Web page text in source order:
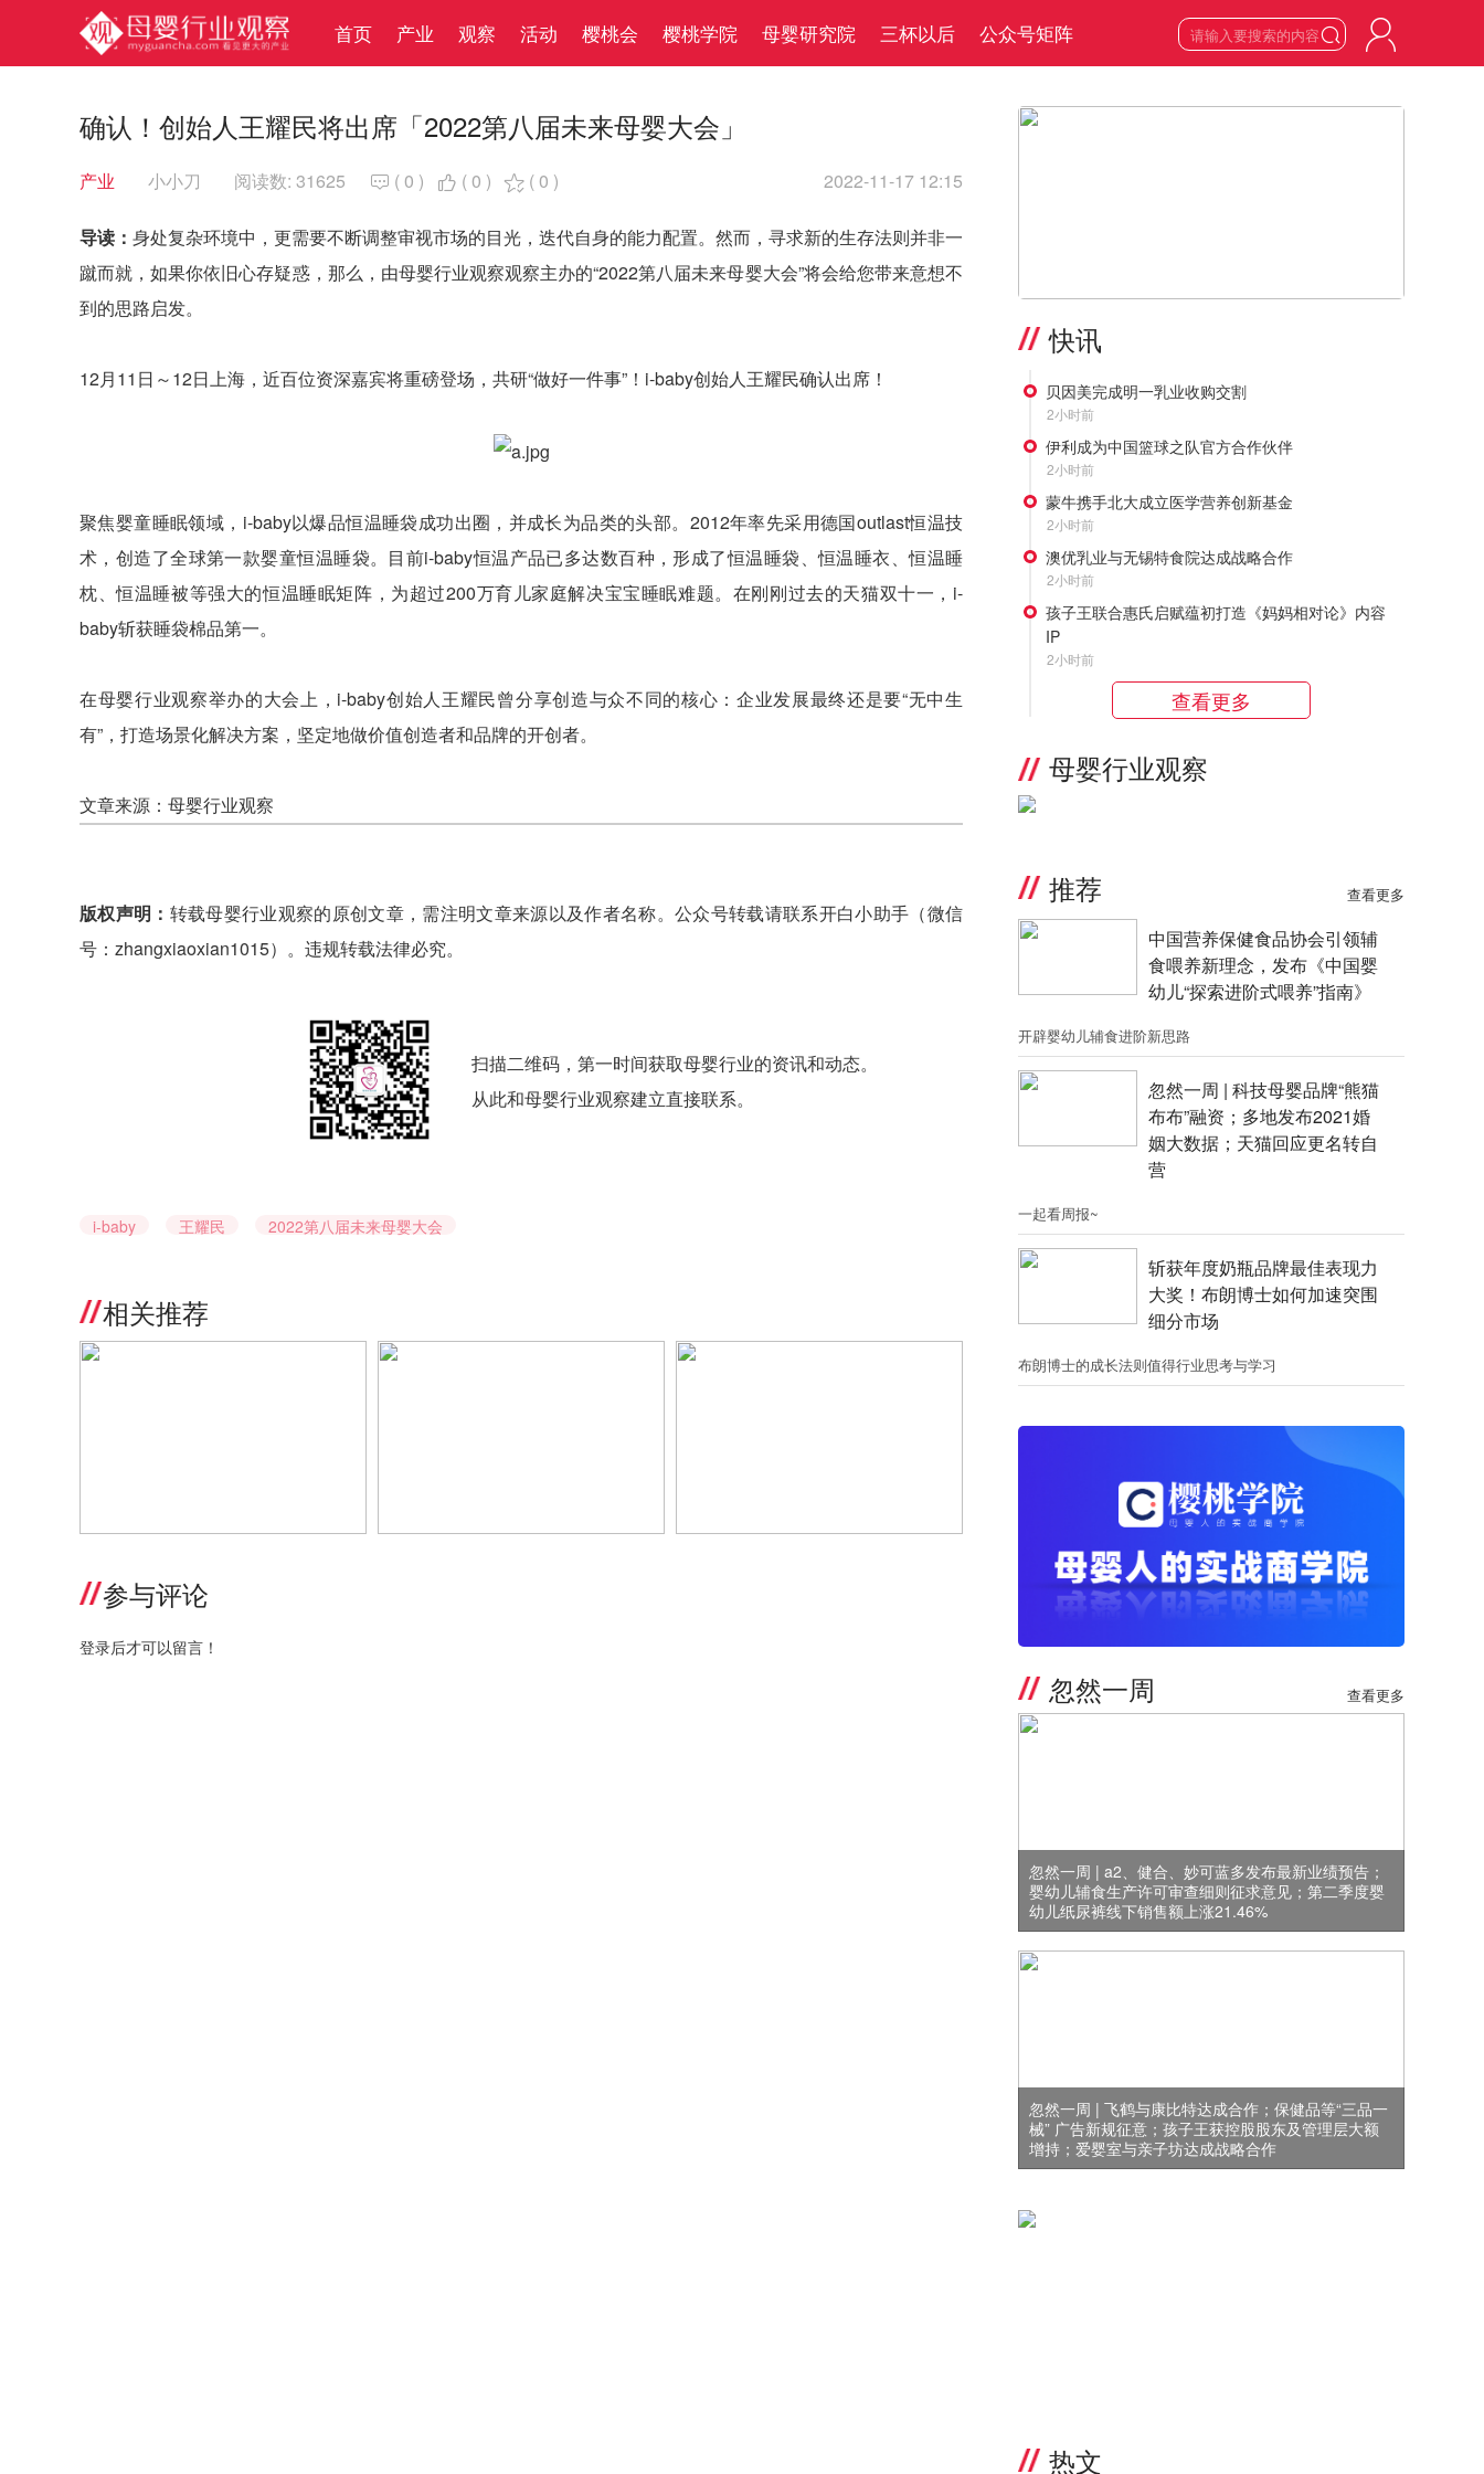
首页 产业 观察 活动 樱桃会 樱桃学院 母婴研究院 三杯以后 公众号矩阵 
快讯
贝因美完成明一乳业收购交割
2小时前
伊利成为中国篮球之队官方合作伙伴
2小时前
蒙牛携手北大成立医学营养创新基金
2小时前
澳优乳业与无锡特食院达成战略合作
2小时前
孩子王联合惠氏启赋蕴初打造《妈妈相对论》内容
IP
2小时前
查看更多
母婴行业观察
推荐 查看更多
中国营养保健食品协会引领辅
食喂养新理念，发布《中国婴
幼儿“探索进阶式喂养”指南》
开辟婴幼儿辅食进阶新思路
忽然一周 |​​ 科技母婴品牌“熊猫
布布”融资；​多地发布2021婚
姻大数据；天猫回应更名转自
营
一起看周报~
斩获年度奶瓶品牌最佳表现力
大奖！布朗博士如何加速突围
细分市场
布朗博士的成长法则值得行业思考与学习
忽然一周 查看更多
忽然一周 | a2、健合、妙可蓝多发布最新业绩预告；
婴幼儿辅食生产许可审查细则征求意见；第二季度婴
幼儿纸尿裤线下销售额上涨21.46%
忽然一周 | 飞鹤与康比特达成合作；保健品等“三品一
械” 广告新规征意；孩子王获控股股东及管理层大额
增持；爱婴室与亲子坊达成战略合作
热文
确认！创始人王耀民将出席「2022第八届未来母婴大会」
产业 小小刀 阅读数: 31625  (0 )  (0 )  (0 ) 2022-11-17 12:15
导读： 身处复杂环境中，更需要不断调整审视市场的目光，迭代自身的能力配置。然而，寻求新的生存法则并非一
蹴而就，如果你依旧心存疑惑，那么，由母婴行业观察观察主办的“2022第八届未来母婴大会”将会给您带来意想不
到的思路启发。
12月11日～12日上海，近百位资深嘉宾将重磅登场，共研“做好一件事”！i-baby创始人王耀民确认出席！
聚焦婴童睡眠领域，i-baby以爆品恒温睡袋成功出圈，并成长为品类的头部。2012年率先采用德国outlast恒温技
术，创造了全球第一款婴童恒温睡袋。目前i-baby恒温产品已多达数百种，形成了恒温睡袋、恒温睡衣、恒温睡
枕、恒温睡被等强大的恒温睡眠矩阵，为超过200万育儿家庭解决宝宝睡眠难题。在刚刚过去的天猫双十一，i-
baby斩获睡袋棉品第一。
在母婴行业观察举办的大会上，i-baby创始人王耀民曾分享创造与众不同的核心：企业发展最终还是要“无中生
有”，打造场景化解决方案，坚定地做价值创造者和品牌的开创者。
文章来源：母婴行业观察
版权声明： 转载母婴行业观察的原创文章，需注明文章来源以及作者名称。公众号转载请联系开白小助手（微信
号：zhangxiaoxian1015）。违规转载法律必究。
扫描二维码，第一时间获取母婴行业的资讯和动态。
从此和母婴行业观察建立直接联系。
i-baby 王耀民 2022第八届未来母婴大会
相关推荐
参与评论
登录后才可以留言！